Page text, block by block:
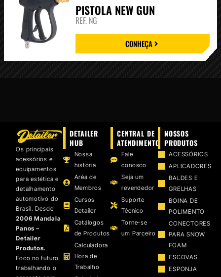
PISTOLA NEW GUN
REF. NG
CONHEÇA
Os principais
acessórios e
equipamentos
para estética e
detalhamento
automotivo do
Brasil. Desde
2006 Mandala
Panos –
Detailer
Produtos.
Foco no futuro
trabalhando o
DETAILER
HUB
Nossa
história
Aréa de
Membros
Cursos
Detailer
Catálogos
de Produtos
Calculadora
Hora de
Trabalho
CENTRAL DE
ATENDIMENTO
Fale
conosco
Seja um
revendedor
Suporte
Técnico
Torne-se
um Parceiro
NOSSOS
PRODUTOS
ACESSÓRIOS
APLICADORES
BALDES E
GRELHAS
BOINA DE
POLIMENTO
CONECTORES
PARA SNOW
FOAM
ESCOVAS
ESPONJA